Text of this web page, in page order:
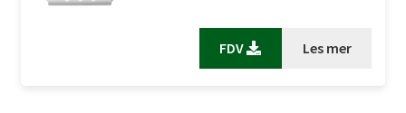
FDV Les mer